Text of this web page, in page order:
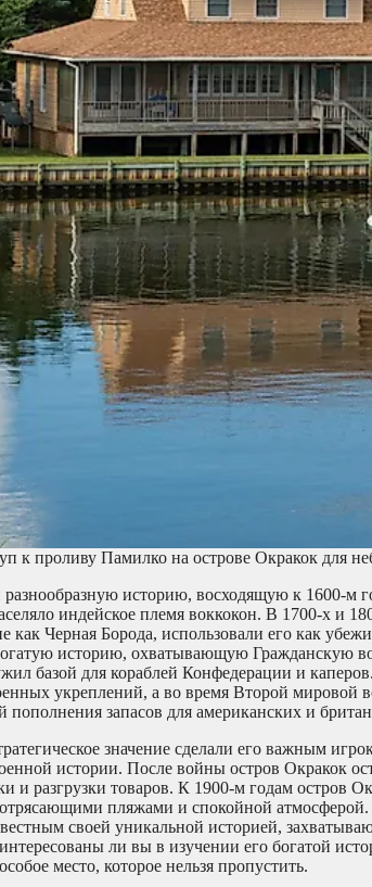
к проливу Памилко на острове Окракок для
историю, восходящую к 1600-м
индейское племя воккокон. В 1700-х и
как Черная Борода, использовали его как
историю, охватывающую
базой для кораблей Конфедерации и
укреплений, а во время Второй
пополнения запасов для американских и
значение сделали его важным
истории. После войны остров Окракок
и разгрузки товаров. К 1900-м годам остров
пляжами и спокойной
своей уникальной историей,
ли вы в изучении его богатой
место, которое нельзя пропустить.